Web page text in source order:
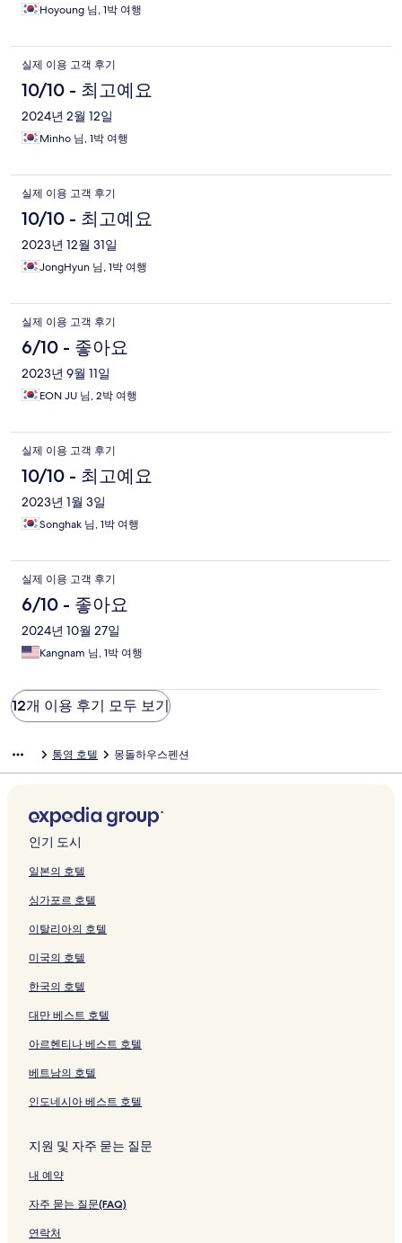
Hoyoung 님, 1박 여행
실제 이용 고객 후기
10/10 - 최고예요
2024년 2월 12일
Minho 님, 1박 여행
실제 이용 고객 후기
10/10 - 최고예요
2023년 12월 31일
JongHyun 님, 1박 여행
실제 이용 고객 후기
6/10 - 좋아요
2023년 9월 11일
EON JU 님, 2박 여행
실제 이용 고객 후기
10/10 - 최고예요
2023년 1월 3일
Songhak 님, 1박 여행
실제 이용 고객 후기
6/10 - 좋아요
2024년 10월 27일
Kangnam 님, 1박 여행
12개 이용 후기 모두 보기
통영 호텔 몽돌하우스펜션
인기 도시
일본의 호텔
싱가포르 호텔
이탈리아의 호텔
미국의 호텔
한국의 호텔
대만 베스트 호텔
아르헨티나 베스트 호텔
베트남의 호텔
인도네시아 베스트 호텔
지원 및 자주 묻는 질문
내 예약
자주 묻는 질문(FAQ)
연락처